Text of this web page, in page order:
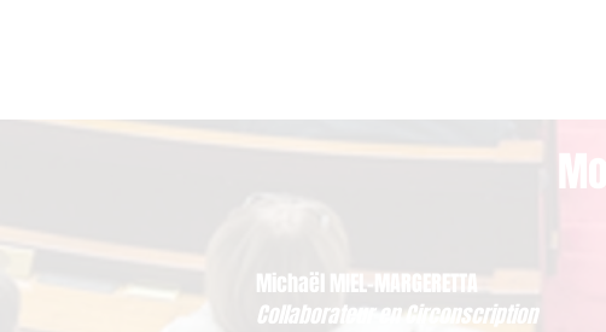
Michaël MIEL-MARGERETTA
Collaborateur en Circonscription